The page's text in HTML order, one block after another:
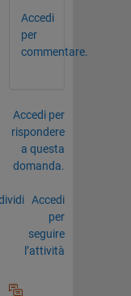
Accedi
per
commentare.
Accedi per
rispondere
a questa
domanda.
Accedi
per
seguire
l’attività